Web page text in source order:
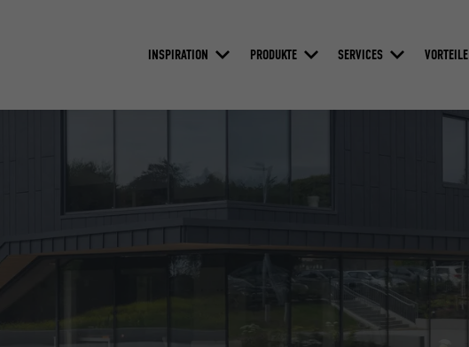
INSPIRATION PRODUKTE SERVICES VORTEILE